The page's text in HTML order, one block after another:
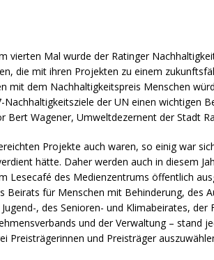
vierten Mal wurde der Ratinger
die mit ihren Projekten zu einem
mit dem Nachhaltigkeitspreis Menschen
Nachhaltigkeitsziele der UN einen wichtigen
Bert Wagener, Umweltdezernent der Stadt
Projekte auch waren, so einig war
hätte. Daher werden auch in diesem
Lesecafé des Medienzentrums öffentlich
Beirats für Menschen mit Behinderung, des
, des Senioren- und Klimabeirates,
und der Verwaltung – stand
Preisträgerinnen und Preisträger